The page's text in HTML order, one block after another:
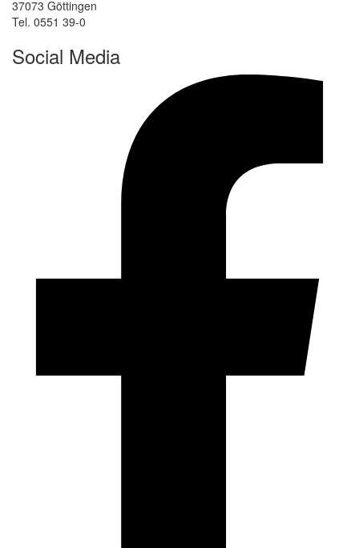
37073 Göttingen
Tel. 0551 39-0
Social Media